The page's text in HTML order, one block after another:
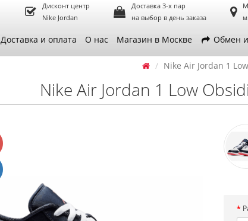
Дисконт центр
Nike Jordan
Доставка 3-х пар
на выбор в день заказа
Доставка и оплата О нас Магазин в Москве Обмен
Nike Air Jordan 1
Nike Air Jordan 1 Low